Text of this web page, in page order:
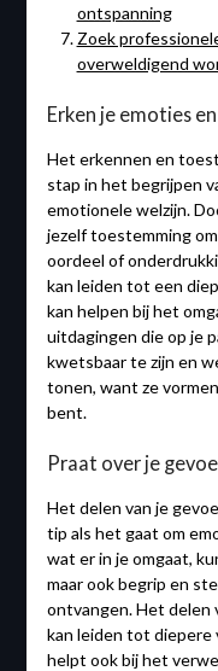
ontspanning
Zoek
overweldigend
Erken je emoties
Het erkennen en
stap in het begrijpen
emotionele welzijn.
jezelf toestemming
oordeel of
kan leiden tot een
kan helpen bij het
uitdagingen die op je
kwetsbaar te zijn en
tonen, want ze
bent.
Praat over je
Het delen van je
tip als het gaat om
wat er in je omgaat,
maar ook begrip en
ontvangen. Het delen
kan leiden tot diepere
helpt ook bij het